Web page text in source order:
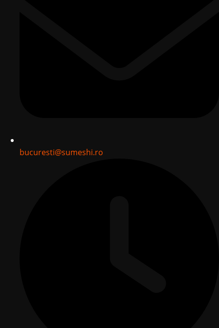
bucuresti@sumeshi.ro